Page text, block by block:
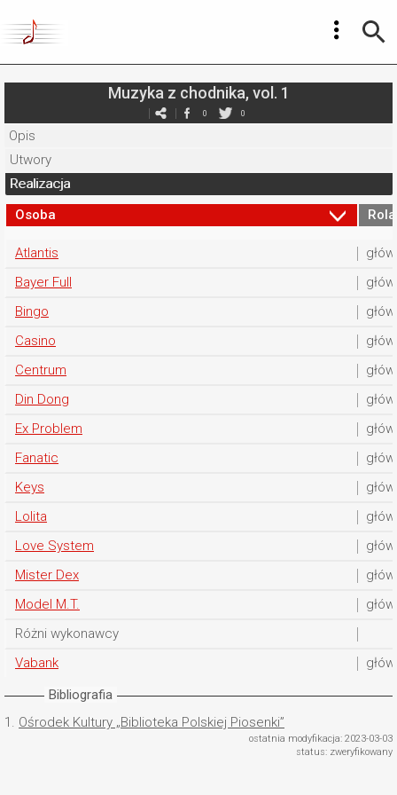
Muzyka z chodnika, vol. 1
0 0
Opis
Utwory
Realizacja
Osoba
Rola
Atlantis
Bayer Full
Bingo
Casino
Centrum
Din Dong
Ex Problem
Fanatic
Keys
Lolita
Love System
Mister Dex
Model M.T.
Różni wykonawcy
Vabank
Bibliografia
1. Ośrodek Kultury „Biblioteka Polskiej Piosenki”
ostatnia modyfikacja: 2023-03-03
status: zweryfikowany